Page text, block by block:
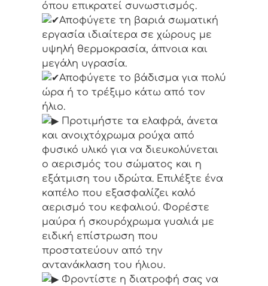
όπου επικρατεί συνωστισμός.
Αποφύγετε τη βαριά σωματική
εργασία ιδιαίτερα σε χώρους με
υψηλή θερμοκρασία, άπνοια και
μεγάλη υγρασία.
Αποφύγετε το βάδισμα για πολύ
ώρα ή το τρέξιμο κάτω από τον
ήλιο.
Προτιμήστε τα ελαφρά, άνετα
και ανοιχτόχρωμα ρούχα από
φυσικό υλικό για να διευκολύνεται
ο αερισμός του σώματος και η
εξάτμιση του ιδρώτα. Επιλέξτε ένα
καπέλο που εξασφαλίζει καλό
αερισμό του κεφαλιού. Φορέστε
μαύρα ή σκουρόχρωμα γυαλιά με
ειδική επίστρωση που
προστατεύουν από την
αντανάκλαση του ήλιου.
Φροντίστε η διατροφή σας να